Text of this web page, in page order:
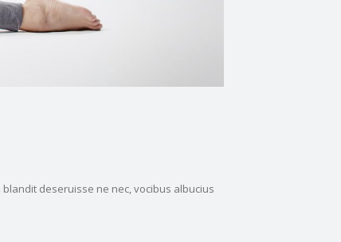
deseruisse ne nec, vocibus albucius